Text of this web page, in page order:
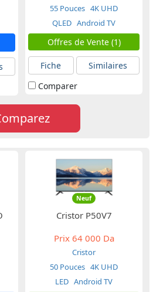
55 Pouces 4K UHD
QLED Android TV
Offres de Vente (1)
Fiche
Similaires
Comparer
Neuf
Cristor P50V7
Prix64 000 Da
Cristor
50 Pouces 4K UHD
LED Android TV